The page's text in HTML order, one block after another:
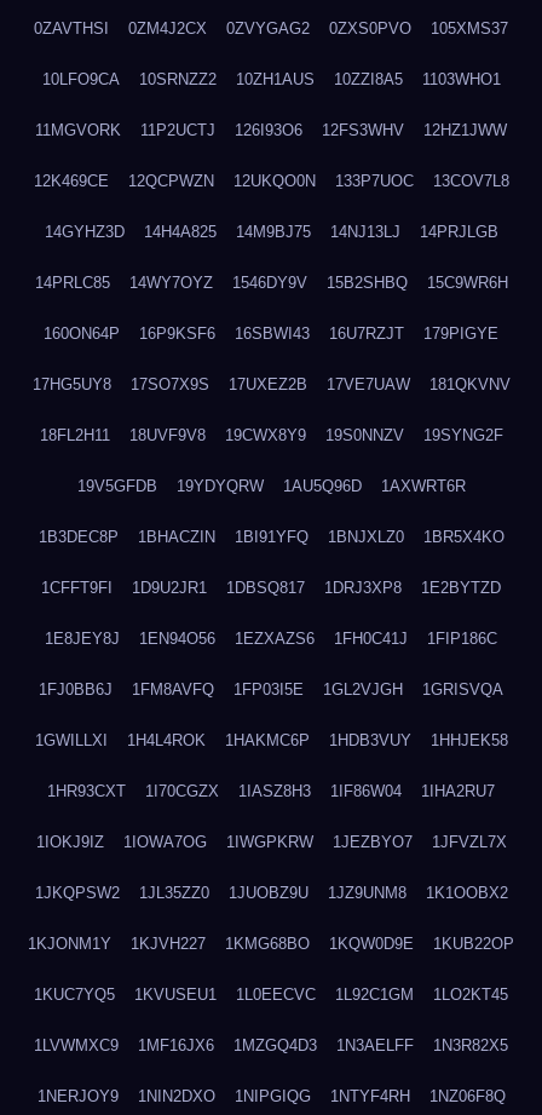
0ZAVTHSI 0ZM4J2CX 0ZVYGAG2 0ZXS0PVO 105XMS37
10LFO9CA 10SRNZZ2 10ZH1AUS 10ZZI8A5 1103WHO1
11MGVORK 11P2UCTJ 126I93O6 12FS3WHV 12HZ1JWW
12K469CE 12QCPWZN 12UKQO0N 133P7UOC 13COV7L8
14GYHZ3D 14H4A825 14M9BJ75 14NJ13LJ 14PRJLGB
14PRLC85 14WY7OYZ 1546DY9V 15B2SHBQ 15C9WR6H
160ON64P 16P9KSF6 16SBWI43 16U7RZJT 179PIGYE
17HG5UY8 17SO7X9S 17UXEZ2B 17VE7UAW 181QKVNV
18FL2H11 18UVF9V8 19CWX8Y9 19S0NNZV 19SYNG2F
19V5GFDB 19YDYQRW 1AU5Q96D 1AXWRT6R
1B3DEC8P 1BHACZIN 1BI91YFQ 1BNJXLZ0 1BR5X4KO
1CFFT9FI 1D9U2JR1 1DBSQ817 1DRJ3XP8 1E2BYTZD
1E8JEY8J 1EN94O56 1EZXAZS6 1FH0C41J 1FIP186C
1FJ0BB6J 1FM8AVFQ 1FP03I5E 1GL2VJGH 1GRISVQA
1GWILLXI 1H4L4ROK 1HAKMC6P 1HDB3VUY 1HHJEK58
1HR93CXT 1I70CGZX 1IASZ8H3 1IF86W04 1IHA2RU7
1IOKJ9IZ 1IOWA7OG 1IWGPKRW 1JEZBYO7 1JFVZL7X
1JKQPSW2 1JL35ZZ0 1JUOBZ9U 1JZ9UNM8 1K1OOBX2
1KJONM1Y 1KJVH227 1KMG68BO 1KQW0D9E 1KUB22OP
1KUC7YQ5 1KVUSEU1 1L0EECVC 1L92C1GM 1LO2KT45
1LVWMXC9 1MF16JX6 1MZGQ4D3 1N3AELFF 1N3R82X5
1NERJOY9 1NIN2DXO 1NIPGIQG 1NTYF4RH 1NZ06F8Q